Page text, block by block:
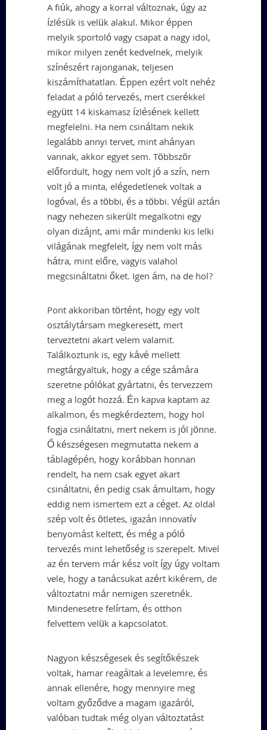
A fiúk, ahogy a korral változnak, úgy az
ízlésük is velük alakul. Mikor éppen
melyik sportoló vagy csapat a nagy idol,
mikor milyen zenét kedvelnek, melyik
színészért rajonganak, teljesen
kiszámíthatatlan. Éppen ezért volt nehéz
feladat a póló tervezés, mert cserékkel
együtt 14 kiskamasz ízlésének kellett
megfelelni. Ha nem csináltam nekik
legalább annyi tervet, mint ahányan
vannak, akkor egyet sem. Többször
előfordult, hogy nem volt jó a szín, nem
volt jó a minta, elégedetlenek voltak a
logóval, és a többi, és a többi. Végül aztán
nagy nehezen sikerült megalkotni egy
olyan dizájnt, ami már mindenki kis lelki
világának megfelelt, így nem volt más
hátra, mint előre, vagyis valahol
megcsináltatni őket. Igen ám, na de hol?
Pont akkoriban történt, hogy egy volt
osztálytársam megkeresett, mert
terveztetni akart velem valamit.
Találkoztunk is, egy kávé mellett
megtárgyaltuk, hogy a cége számára
szeretne pólókat gyártatni, és tervezzem
meg a logót hozzá. Én kapva kaptam az
alkalmon, és megkérdeztem, hogy hol
fogja csináltatni, mert nekem is jól jönne.
Ő készségesen megmutatta nekem a
táblagépén, hogy korábban honnan
rendelt, ha nem csak egyet akart
csináltatni, én pedig csak ámultam, hogy
eddig nem ismertem ezt a céget. Az oldal
szép volt és ötletes, igazán innovatív
benyomást keltett, és még a póló
tervezés mint lehetőség is szerepelt. Mivel
az én tervem már kész volt így úgy voltam
vele, hogy a tanácsukat azért kikérem, de
változtatni már nemigen szeretnék.
Mindenesetre felírtam, és otthon
felvettem velük a kapcsolatot.
Nagyon készségesek és segítőkészek
voltak, hamar reagáltak a levelemre, és
annak ellenére, hogy mennyire meg
voltam győződve a magam igazáról,
valóban tudtak még olyan változtatást